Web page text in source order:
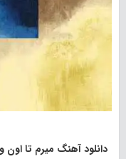
دانلود آهنگ میرم تا اون